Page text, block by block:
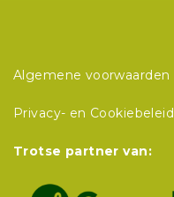
Algemene voorwaarden
Privacy- en Cookiebeleid
Trotse partner van: